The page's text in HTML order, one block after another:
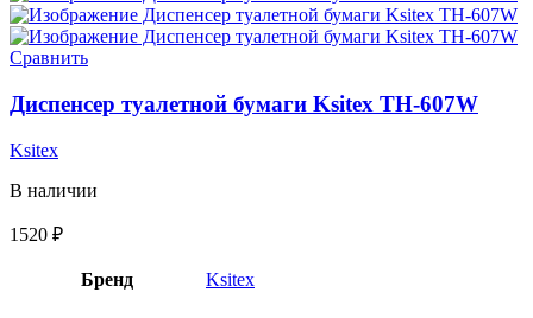
Сравнить
Диспенсер туалетной бумаги Ksitex TH-607W
Ksitex
В наличии
1520 ₽
Бренд Ksitex